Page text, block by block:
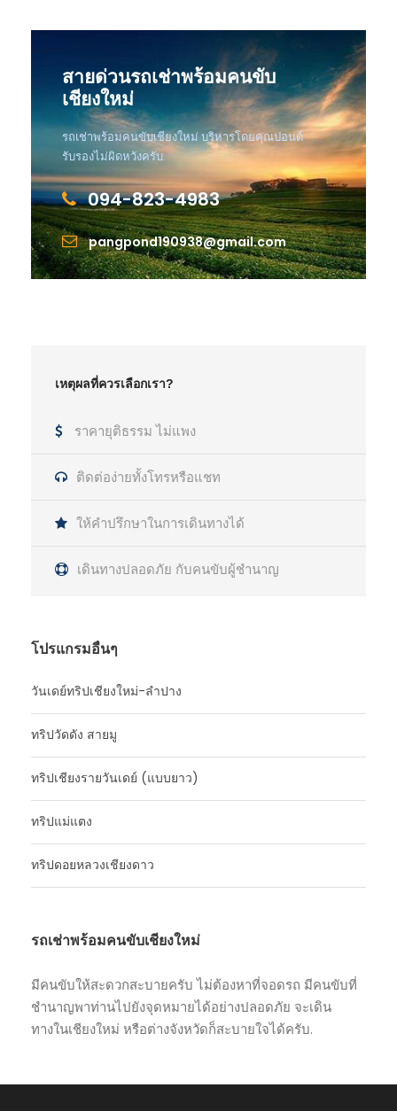
สายด่วนรถเช่าพร้อมคนขับ
เชียงใหม่
รถเช่าพร้อมคนขับเชียงใหม่ บริหารโดยคุณปอนด์
รับรองไม่ผิดหวังครับ.
094-823-4983
pangpond190938@gmail.com
เหตุผลที่ควรเลือกเรา?
ราคายุติธรรม ไม่แพง
ติดต่อง่ายทั้งโทรหรือแชท
ให้คำปรึกษาในการเดินทางได้
เดินทางปลอดภัย กับคนขับผู้ชำนาญ
โปรแกรมอื่นๆ
วันเดย์ทริปเชียงใหม่-ลำปาง
ทริปวัดดัง สายมู
ทริปเชียงรายวันเดย์ (แบบยาว)
ทริปแม่แตง
ทริปดอยหลวงเชียงดาว
รถเช่าพร้อมคนขับเชียงใหม่
มีคนขับให้สะดวกสะบายครับ ไม่ต้องหาที่จอดรถ มีคนขับที่
ชำนาญพาท่านไปยังจุดหมายได้อย่างปลอดภัย จะเดิน
ทางในเชียงใหม่ หรือต่างจังหวัดก็สะบายใจได้ครับ.